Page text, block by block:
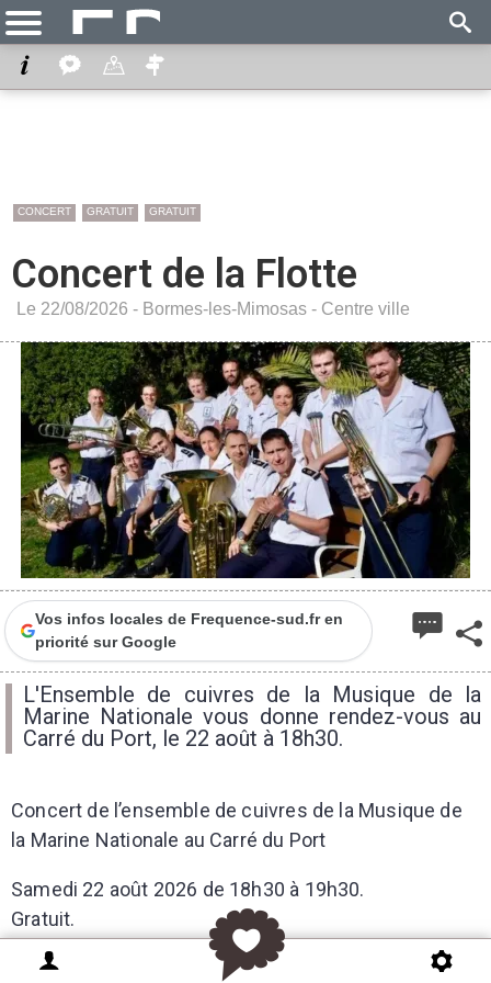
CONCERT GRATUIT GRATUIT
Concert de la Flotte
Le 22/08/2026 - Bormes-les-Mimosas - Centre ville
Vos infos locales de Frequence-sud.fr en
priorité sur Google
L'Ensemble de cuivres de la Musique de la
Marine Nationale vous donne rendez-vous au
Carré du Port, le 22 août à 18h30.
Concert de l’ensemble de cuivres de la Musique de
la Marine Nationale au Carré du Port
Samedi 22 août 2026 de 18h30 à 19h30.
Gratuit.